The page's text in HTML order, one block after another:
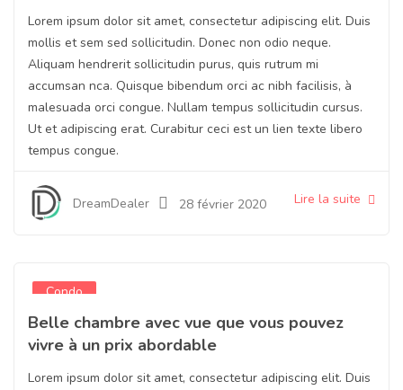
Lorem ipsum dolor sit amet, consectetur adipiscing elit. Duis
mollis et sem sed sollicitudin. Donec non odio neque.
Aliquam hendrerit sollicitudin purus, quis rutrum mi
accumsan nca. Quisque bibendum orci ac nibh facilisis, à
malesuada orci congue. Nullam tempus sollicitudin cursus.
Ut et adipiscing erat. Curabitur ceci est un lien texte libero
tempus congue.
DreamDealer 28 février 2020 Lire la suite
Condo
Belle chambre avec vue que vous pouvez
vivre à un prix abordable
Lorem ipsum dolor sit amet, consectetur adipiscing elit. Duis